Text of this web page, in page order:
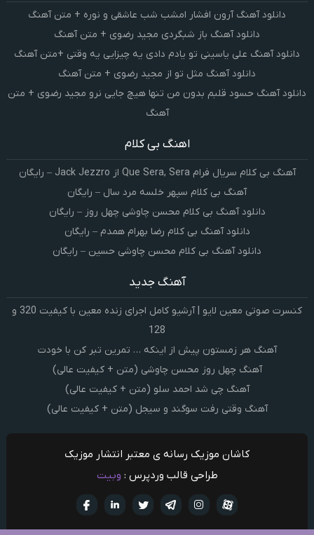
دانلود آهنگ آرون افشار امشب شب عاشقی و نوره + متن آهنگ
دانلود آهنگ باز شبگردی مجید رضوی + متن آهنگ
دانلود آهنگ علی یاسینی تو یادم دادی یه چیزایی یه وقتی +متن آهنگ
دانلود آهنگ مثل تو از مجید رضوی + متن آهنگ
دانلود آهنگ حسود قلبم بدون من تنها هیچ جایی نرو مجید رضوی + متن
آهنگ
اهنگ بی کلام
آهنگ بی کلام سریال فرام Que Sera, Sera از Jack Jezzro – رایگان
آهنگ بی کلام سپهر خلسه مرد سال – رایگان
دانلود آهنگ بی کلام محسن چاوشی چهل روز – رایگان
دانلود آهنگ بی کلام رضا بهرام همدم – رایگان
دانلود آهنگ بی کلام محسن چاوشی حسین – رایگان
آهنگ جدید
کنسرت صوتی معین لایو | آرشیو کامل اجرای زنده معین با کیفیت 320 و
128
آهنگ هر زمستون پیش از اینکه … تمرین تبر کن با خودت
آهنگ چهل روز محسن چاوشی (متن + کیفیت عالی)
آهنگ چی شد احمد سلو (متن + کیفیت عالی)
آهنگ وقتی رفت سوگند و سیجل (متن + کیفیت عالی)
کاشان موزیک رسانه ی معتبر انتشار موزیک
طراحی قالب وردپرس : وبیت
تويتر تلگرام
اینستاگرام آپارات